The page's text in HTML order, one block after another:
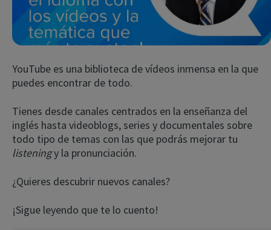
YouTube es una biblioteca de vídeos inmensa en la que
puedes encontrar de todo.
Tienes desde canales centrados en la enseñanza del
inglés hasta videoblogs, series y documentales sobre
todo tipo de temas con las que podrás mejorar tu
listeningy la pronunciación.
¿Quieres descubrir nuevos canales?
¡Sigue leyendo que te lo cuento!